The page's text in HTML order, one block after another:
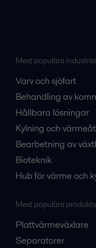
Mest populära
Varv och sjöfart
Behandling av
Hållbara lösningar
Kylning och
Bearbetning av
Bioteknik
Hub för värme och
Mest populära
Plattvärmeväxlare
Separatorer